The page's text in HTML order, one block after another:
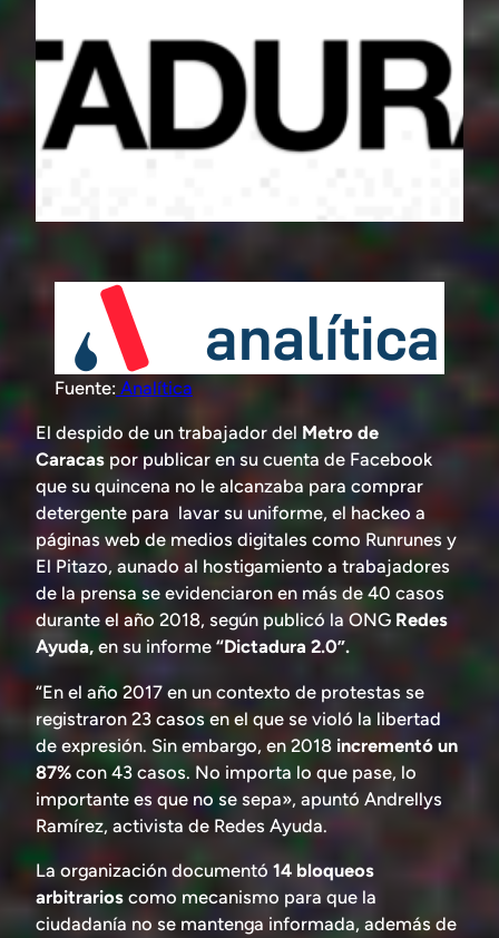
Fuente: Analítica
El despido de un trabajador del Metro de
Caracas por publicar en su cuenta de Facebook
que su quincena no le alcanzaba para comprar
detergente para lavar su uniforme, el hackeo a
páginas web de medios digitales como Runrunes y
El Pitazo, aunado al hostigamiento a trabajadores
de la prensa se evidenciaron en más de 40 casos
durante el año 2018, según publicó la ONG Redes
Ayuda, en su informe “Dictadura 2.0”.
“En el año 2017 en un contexto de protestas se
registraron 23 casos en el que se violó la libertad
de expresión. Sin embargo, en 2018 incrementó un
87% con 43 casos. No importa lo que pase, lo
importante es que no se sepa», apuntó Andrellys
Ramírez, activista de Redes Ayuda.
La organización documentó 14 bloqueos
arbitrarios como mecanismo para que la
ciudadanía no se mantenga informada, además de